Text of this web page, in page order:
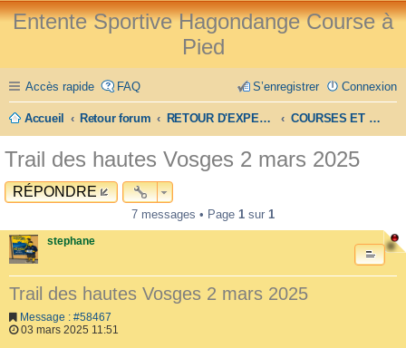
Entente Sportive Hagondange Course à
Pied
Accès rapide FAQ Connexion
S’enregistrer
Accueil Retour forum RETOUR D'EXPERIENCE COURSES ET TRAILS
Trail des hautes Vosges 2 mars 2025
RÉPONDRE
7 messages • Page 1 sur 1
stephane
Trail des hautes Vosges 2 mars 2025
Message : #58467
03 mars 2025 11:51